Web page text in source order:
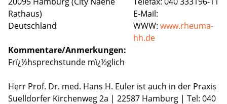
Rathaus)
Deutschland
E-Mail:
WWW: www.rheuma-
hh.de
Kommentare/Anmerkungen:
Frï¿½hsprechstunde mï¿½glich
Herr Prof. Dr. med. Hans H. Euler ist auch in der Praxis
Suelldorfer Kirchenweg 2a | 22587 Hamburg | Tel: 040